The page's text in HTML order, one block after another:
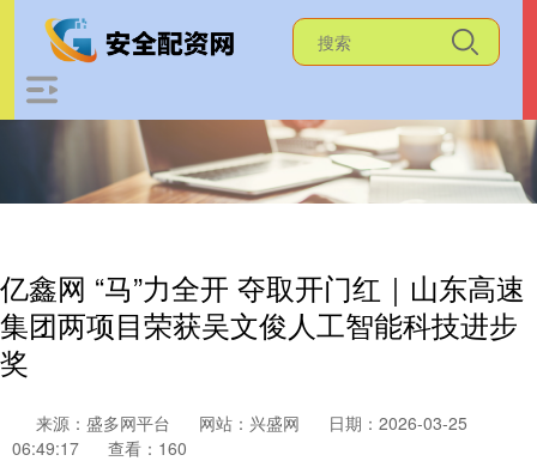
亿鑫网 “马”力全开 夺取开门红｜山东高速
集团两项目荣获吴文俊人工智能科技进步
奖
来源：盛多网平台 网站：兴盛网
日期：2026-03-25
06:49:17
查看：160